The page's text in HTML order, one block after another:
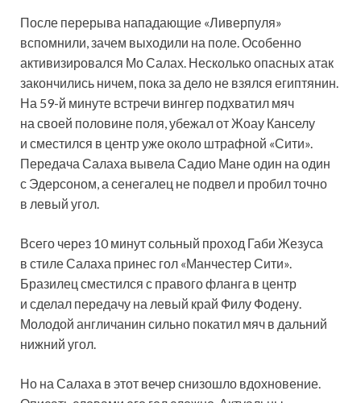
После перерыва нападающие «Ливерпуля»
вспомнили, зачем выходили на поле. Особенно
активизировался Мо Салах. Несколько опасных атак
закончились ничем, пока за дело не взялся египтянин.
На 59-й минуте встречи вингер подхватил мяч
на своей половине поля, убежал от Жоау Канселу
и сместился в центр уже около штрафной «Сити».
Передача Салаха вывела Садио Мане один на один
с Эдерсоном, а сенегалец не подвел и пробил точно
в левый угол.
Всего через 10 минут сольный проход Габи Жезуса
в стиле Салаха принес гол «Манчестер Сити».
Бразилец сместился с правого фланга в центр
и сделал передачу на левый край Филу Фодену.
Молодой англичанин сильно покатил мяч в дальний
нижний угол.
Но на Салаха в этот вечер снизошло вдохновение.